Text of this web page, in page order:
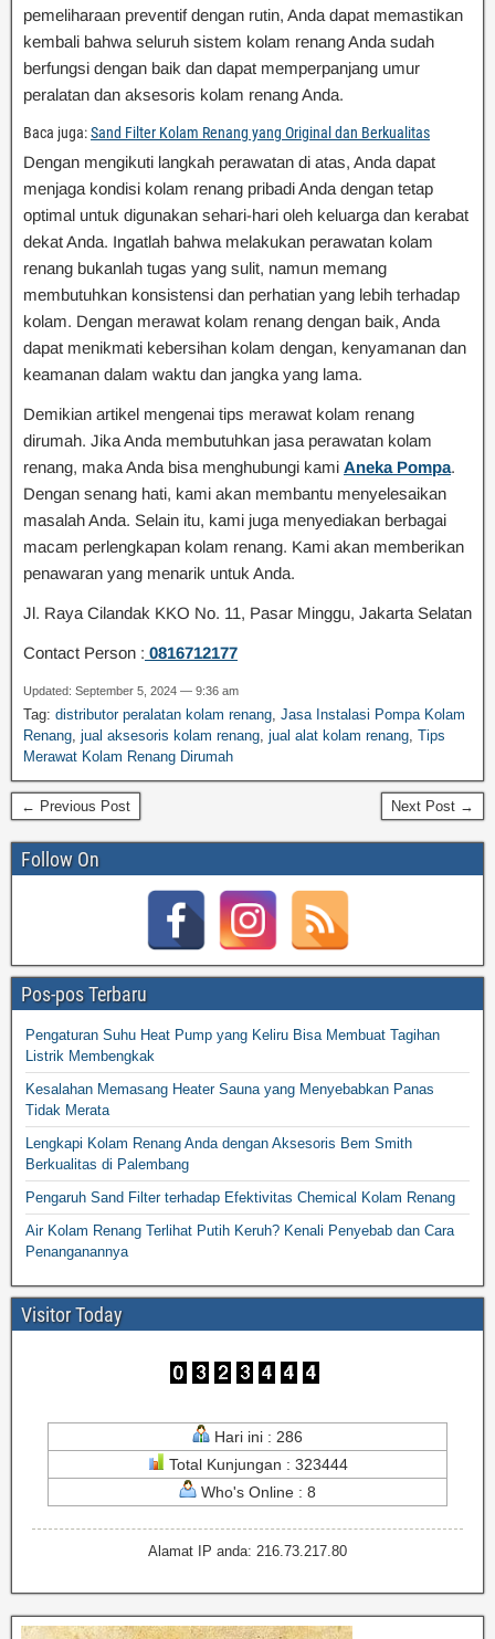
pemeliharaan preventif dengan rutin, Anda dapat memastikan
kembali bahwa seluruh sistem kolam renang Anda sudah
berfungsi dengan baik dan dapat memperpanjang umur
peralatan dan aksesoris kolam renang Anda.
Baca juga:Sand Filter Kolam Renang yang Original dan Berkualitas
Dengan mengikuti langkah perawatan di atas, Anda dapat
menjaga kondisi kolam renang pribadi Anda dengan tetap
optimal untuk digunakan sehari-hari oleh keluarga dan kerabat
dekat Anda. Ingatlah bahwa melakukan perawatan kolam
renang bukanlah tugas yang sulit, namun memang
membutuhkan konsistensi dan perhatian yang lebih terhadap
kolam. Dengan merawat kolam renang dengan baik, Anda
dapat menikmati kebersihan kolam dengan, kenyamanan dan
keamanan dalam waktu dan jangka yang lama.
Demikian artikel mengenai tips merawat kolam renang
dirumah. Jika Anda membutuhkan jasa perawatan kolam
renang, maka Anda bisa menghubungi kami Aneka Pompa.
Dengan senang hati, kami akan membantu menyelesaikan
masalah Anda. Selain itu, kami juga menyediakan berbagai
macam perlengkapan kolam renang. Kami akan memberikan
penawaran yang menarik untuk Anda.
Jl. Raya Cilandak KKO No. 11, Pasar Minggu, Jakarta Selatan
Contact Person : 0816712177
Updated: September 5, 2024 — 9:36 am
Tag: distributor peralatan kolam renang, Jasa Instalasi Pompa Kolam
Renang, jual aksesoris kolam renang, jual alat kolam renang, Tips
Merawat Kolam Renang Dirumah
← Previous Post Next Post →
Follow On
Pos-pos Terbaru
Pengaturan Suhu Heat Pump yang Keliru Bisa Membuat Tagihan
Listrik Membengkak
Kesalahan Memasang Heater Sauna yang Menyebabkan Panas
Tidak Merata
Lengkapi Kolam Renang Anda dengan Aksesoris Bem Smith
Berkualitas di Palembang
Pengaruh Sand Filter terhadap Efektivitas Chemical Kolam Renang
Air Kolam Renang Terlihat Putih Keruh? Kenali Penyebab dan Cara
Penanganannya
Visitor Today
Hari ini : 286
Total Kunjungan : 323444
Who's Online : 8
Alamat IP anda: 216.73.217.80